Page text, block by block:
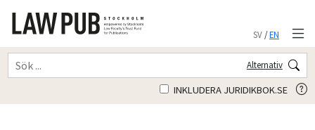
SV/EN
Alternativ
INKLUDERA JURIDIKBOK.SE